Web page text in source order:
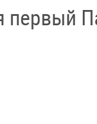
первый